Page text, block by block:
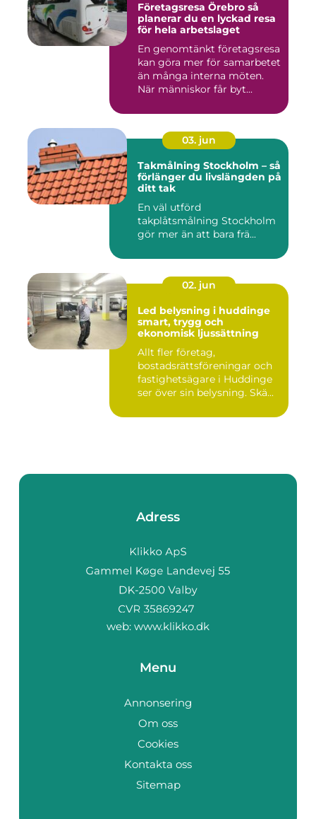
Företagsresa Örebro så
planerar du en lyckad resa
för hela arbetslaget
En genomtänkt företagsresa
kan göra mer för samarbetet
än många interna möten.
När människor får byt...
03. jun
Takmålning Stockholm – så
förlänger du livslängden på
ditt tak
En väl utförd
takplåtsmålning Stockholm
gör mer än att bara frä...
02. jun
Led belysning i huddinge
smart, trygg och
ekonomisk ljussättning
Allt fler företag,
bostadsrättsföreningar och
fastighetsägare i Huddinge
ser över sin belysning. Skä...
Adress
web: www.klikko.dk
Menu
Annonsering
Om oss
Cookies
Kontakta oss
Sitemap